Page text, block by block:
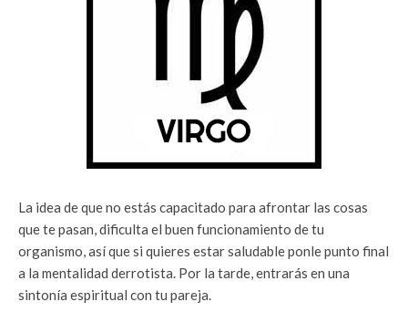
La idea de que no estás capacitado para afrontar las cosas
que te pasan, dificulta el buen funcionamiento de tu
organismo, así que si quieres estar saludable ponle punto final
a la mentalidad derrotista. Por la tarde, entrarás en una
sintonía espiritual con tu pareja.